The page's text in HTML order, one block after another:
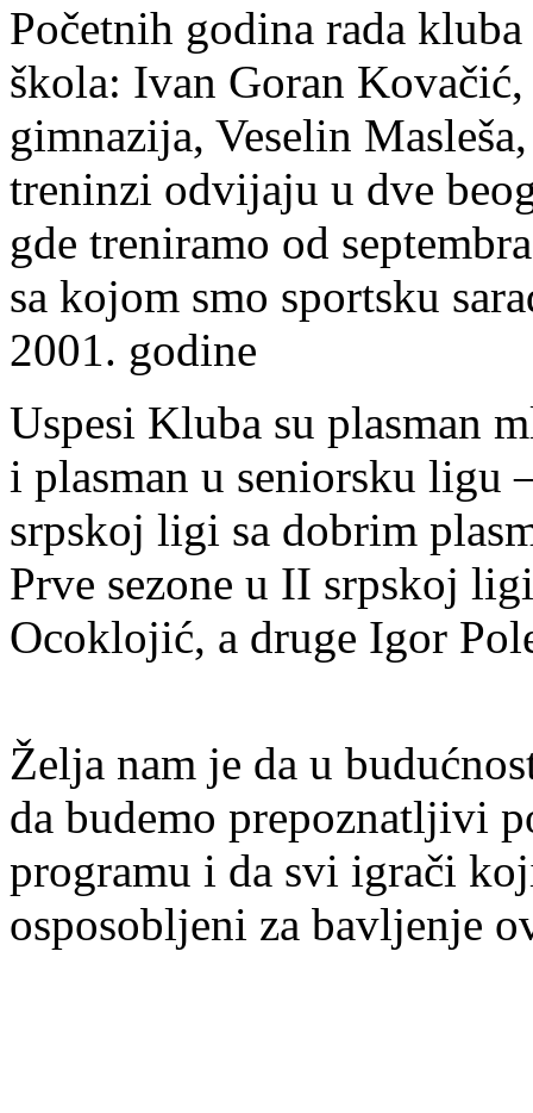
Početnih godina rada
škola: Ivan Goran
gimnazija, Veselin
treninzi odvijaju u dve
gde treniramo od
sa kojom smo sportsku
2001. godine
Uspesi Kluba su plasman
i plasman u seniorsku ligu
srpskoj ligi sa dobrim
Prve sezone u II srpskoj
Ocoklojić, a druge Igor
Želja nam je da u
da budemo prepoznatljivi
programu i da svi igrači
osposobljeni za bavljenje